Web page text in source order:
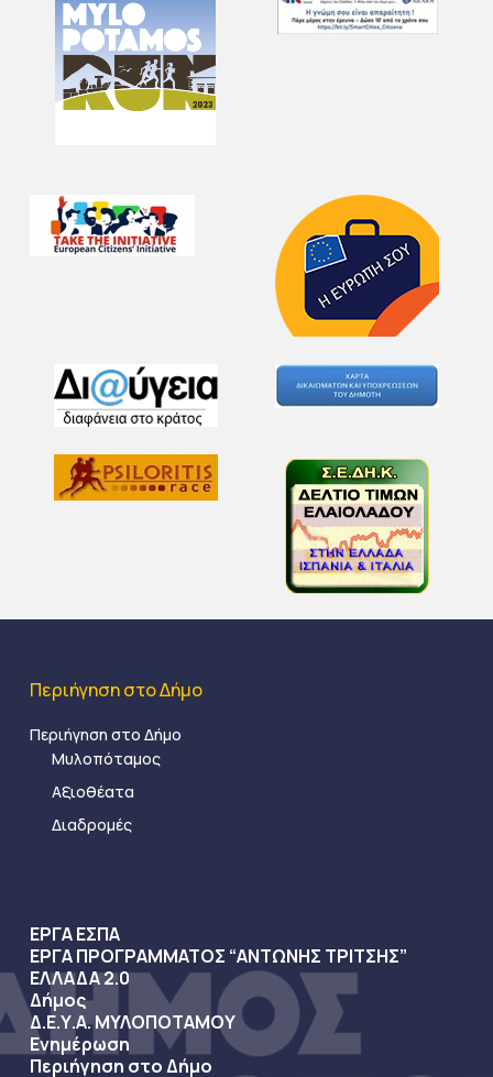
Περιήγηση στο Δήμο
Περιήγηση στο Δήμο
Μυλοπόταμος
Αξιοθέατα
Διαδρομές
ΕΡΓΑ ΕΣΠΑ
ΕΡΓΑ ΠΡΟΓΡΑΜΜΑΤΟΣ “ΑΝΤΩΝΗΣ ΤΡΙΤΣΗΣ”
ΕΛΛΑΔΑ 2.0
Δήμος
Δ.Ε.Υ.Α. ΜΥΛΟΠΟΤΑΜΟΥ
Ενημέρωση
Περιήγηση στο Δήμο